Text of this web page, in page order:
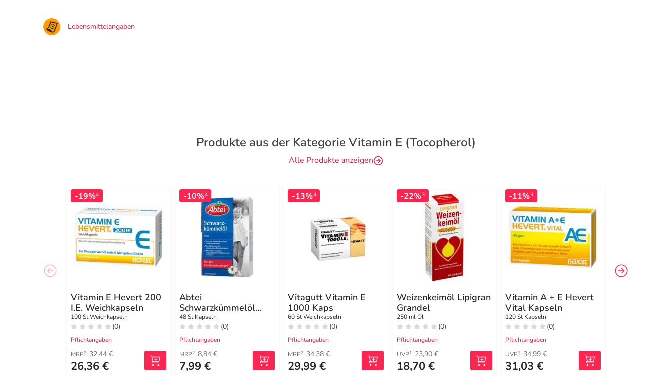
Lebensmittelangaben
Produkte aus der Kategorie Vitamin E (Tocopherol)
Alle Produkte anzeigen
-19%4
Vitamin E Hevert 200
I.E. Weichkapseln
100 St Weichkapseln
(0)
Pflichtangaben
MRP2 32,44 €
26,36 €
-10%4
Abtei
Schwarzkümmelöl
Plus Kapseln
48 St Kapseln
(0)
Pflichtangaben
MRP2 8,84 €
7,99 €
-13%4
Vitagutt Vitamin E
1000 Kaps
60 St Weichkapseln
(0)
Pflichtangaben
MRP2 34,38 €
29,99 €
-22%3
Weizenkeimöl Lipigran
Grandel
250 ml Öl
(0)
Pflichtangaben
UVP1 23,90 €
18,70 €
-11%3
Vitamin A + E Hevert
Vital Kapseln
120 St Kapseln
(0)
Pflichtangaben
UVP1 34,99 €
31,03 €